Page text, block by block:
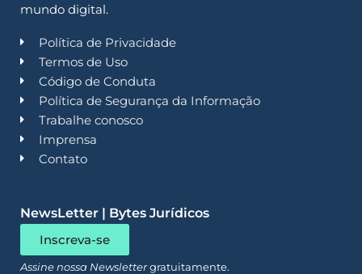
mundo digital.
Política de Privacidade
Termos de Uso
Código de Conduta
Política de Segurança da Informação
Trabalhe conosco
Imprensa
Contato
NewsLetter | Bytes Jurídicos
Inscreva-se
Assine nossa Newslettergratuitamente.